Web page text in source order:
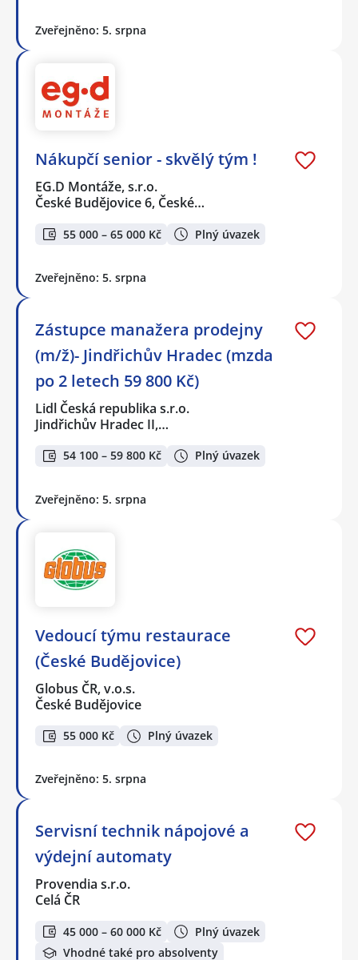
Zveřejněno: 5. srpna
Nákupčí senior - skvělý tým !
EG.D Montáže, s.r.o.
České Budějovice 6, České…
55 000 – 65 000 Kč Plný úvazek
Zveřejněno: 5. srpna
Zástupce manažera prodejny
(m/ž)- Jindřichův Hradec (mzda
po 2 letech 59 800 Kč)
Lidl Česká republika s.r.o.
Jindřichův Hradec II,…
54 100 – 59 800 Kč Plný úvazek
Zveřejněno: 5. srpna
Vedoucí týmu restaurace
(České Budějovice)
Globus ČR, v.o.s.
České Budějovice
55 000 Kč Plný úvazek
Zveřejněno: 5. srpna
Servisní technik nápojové a
výdejní automaty
Provendia s.r.o.
Celá ČR
45 000 – 60 000 Kč
Plný úvazek
Vhodné také pro absolventy